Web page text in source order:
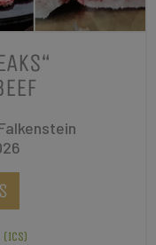
(ICS)